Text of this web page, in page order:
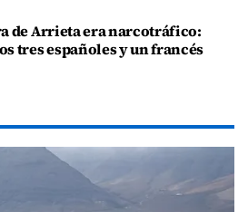
de Arrieta era narcotráfico:
tres españoles y un francés